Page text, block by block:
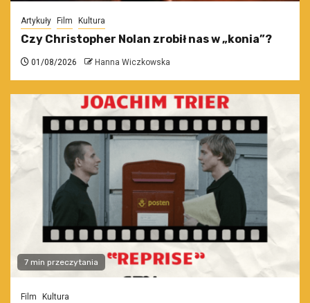
Artykuły Film Kultura
Czy Christopher Nolan zrobił nas w „konia”?
01/08/2026 Hanna Wiczkowska
7 min przeczytania
Film Kultura